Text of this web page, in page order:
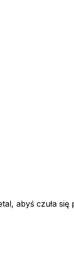
abyś czuła się